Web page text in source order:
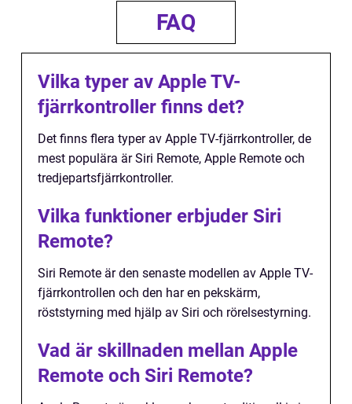
FAQ
Vilka typer av Apple TV-
fjärrkontroller finns det?
Det finns flera typer av Apple TV-fjärrkontroller, de
mest populära är Siri Remote, Apple Remote och
tredjepartsfjärrkontroller.
Vilka funktioner erbjuder Siri
Remote?
Siri Remote är den senaste modellen av Apple TV-
fjärrkontrollen och den har en pekskärm,
röststyrning med hjälp av Siri och rörelsestyrning.
Vad är skillnaden mellan Apple
Remote och Siri Remote?